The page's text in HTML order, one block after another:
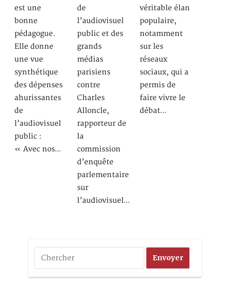
est une
bonne
pédagogue.
Elle donne
une vue
synthétique
des dépenses
ahurissantes
de
l’audiovisuel
public :
« Avec nos…
de
l’audiovisuel
public et des
grands
médias
parisiens
contre
Charles
Alloncle,
rapporteur de
la
commission
d’enquête
parlementaire
sur
l’audiovisuel…
véritable élan
populaire,
notamment
sur les
réseaux
sociaux, qui a
permis de
faire vivre le
débat…